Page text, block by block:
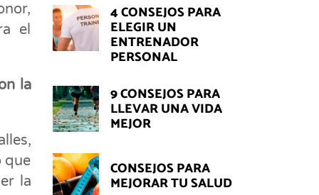
el
la
que
la
4 CONSEJOS PARA
ELEGIR UN
ENTRENADOR
PERSONAL
9 CONSEJOS PARA
LLEVAR UNA VIDA
MEJOR
CONSEJOS PARA
MEJORAR TU SALUD